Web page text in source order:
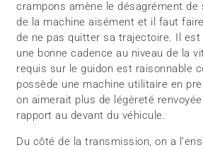
crampons amène le désagrément de
de la machine aisément et il faut
de ne pas quitter sa trajectoire. Il est
une bonne cadence au niveau de la
requis sur le guidon est raisonnable
possède une machine utilitaire en
on aimerait plus de légèreté
rapport au devant du véhicule.
Du côté de la transmission, on a